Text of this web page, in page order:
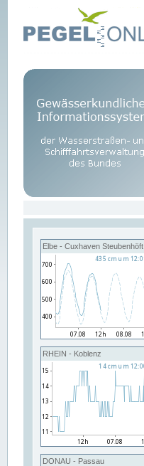
Elbe - Cuxhaven Steubenhöft
RHEIN - Koblenz
DONAU - Passau